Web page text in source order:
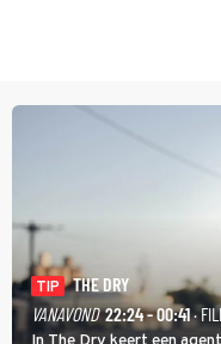
TIP
THE DRY
VANAVOND 22:24 - 00:41·